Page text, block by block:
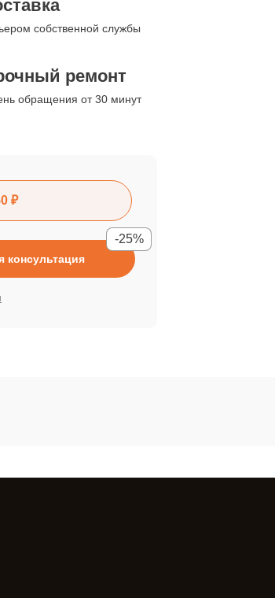
собственной службы
ремонт
обращения от 30 минут
₽
консультация
-25%